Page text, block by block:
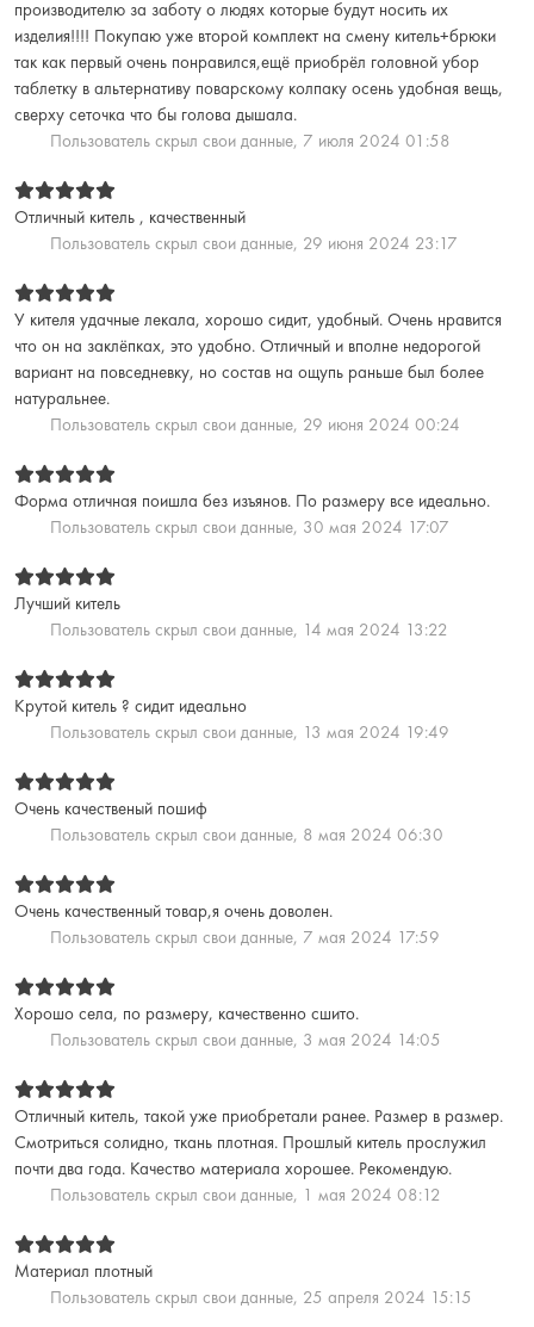
производителю за заботу о людях которые будут носить их
изделия!!!! Покупаю уже второй комплект на смену китель+брюки
так как первый очень понравился,ещё приобрёл головной убор
таблетку в альтернативу поварскому колпаку осень удобная вещь,
сверху сеточка что бы голова дышала.
Пользователь скрыл свои данные, 7 июля 2024 01:58
Отличный китель , качественный
Пользователь скрыл свои данные, 29 июня 2024 23:17
У кителя удачные лекала, хорошо сидит, удобный. Очень нравится
что он на заклёпках, это удобно. Отличный и вполне недорогой
вариант на повседневку, но состав на ощупь раньше был более
натуральнее.
Пользователь скрыл свои данные, 29 июня 2024 00:24
Форма отличная поишла без изъянов. По размеру все идеально.
Пользователь скрыл свои данные, 30 мая 2024 17:07
Лучший китель
Пользователь скрыл свои данные, 14 мая 2024 13:22
Крутой китель ? сидит идеально
Пользователь скрыл свои данные, 13 мая 2024 19:49
Очень качественый пошиф
Пользователь скрыл свои данные, 8 мая 2024 06:30
Очень качественный товар,я очень доволен.
Пользователь скрыл свои данные, 7 мая 2024 17:59
Хорошо села, по размеру, качественно сшито.
Пользователь скрыл свои данные, 3 мая 2024 14:05
Отличный китель, такой уже приобретали ранее. Размер в размер.
Смотриться солидно, ткань плотная. Прошлый китель прослужил
почти два года. Качество материала хорошее. Рекомендую.
Пользователь скрыл свои данные, 1 мая 2024 08:12
Материал плотный
Пользователь скрыл свои данные, 25 апреля 2024 15:15